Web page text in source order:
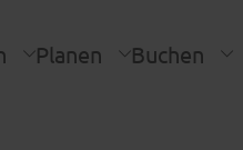
Planen Buchen